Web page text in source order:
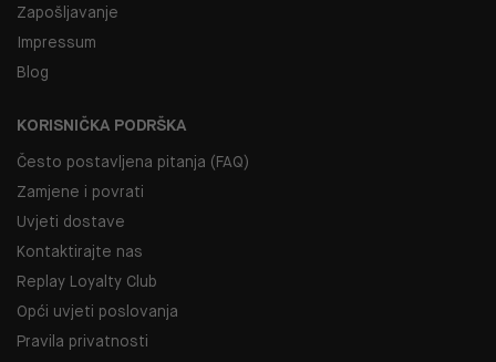
Zapošljavanje
Impressum
Blog
KORISNIČKA PODRŠKA
Često postavljena pitanja (FAQ)
Zamjene i povrati
Uvjeti dostave
Kontaktirajte nas
Replay Loyalty Club
Opći uvjeti poslovanja
Pravila privatnosti